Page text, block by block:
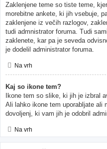
Zaklenjene teme so tiste teme,
morebitne ankete, ki jih vsebuje,
zaklenjene iz večih razlogov,
tudi admnistrator foruma. Tudi
zaklenete, kar pa je seveda
je dodelil administrator foruma.
Na vrh
Kaj so ikone tem?
Ikone tem so slike, ki jih je izbral
Ali lahko ikone tem uporabljate ali
dovoljenj, ki vam jih je odobril
Na vrh